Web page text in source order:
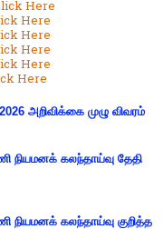
Here
Here
Here
Here
Here
Here
அறிவிக்கை முழு விவரம்
நியமனக் கலந்தாய்வு தேதி
நியமனக் கலந்தாய்வு குறித்த